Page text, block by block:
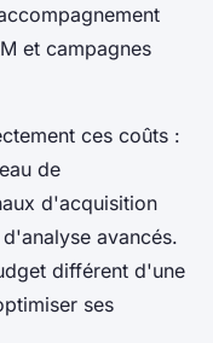
et campagnes
ces coûts :
de
d'acquisition
avancés.
différent d'une
ses